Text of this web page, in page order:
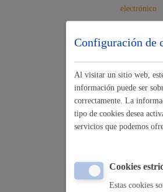
ciudadana y emergencias
Pública, animales y consumo
electrónico
electrónico
Escuela
Configuración de
Al visitar un sitio web,
información puede ser
correctamente. La
tipo de cookies desea
servicios que podemos
Cookies
Estas cookies